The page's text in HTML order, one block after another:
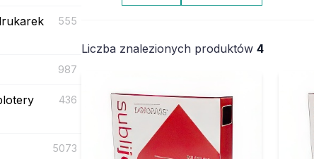
555
987
436
5073
Liczba znalezionych produktów 4